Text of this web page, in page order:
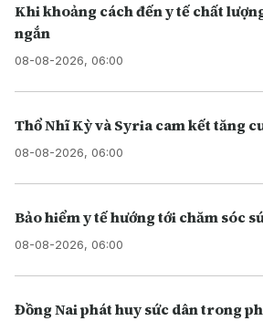
Khi khoảng cách đến y tế chất
ngắn
08-08-2026, 06:00
Thổ Nhĩ Kỳ và Syria cam kết tăng
08-08-2026, 06:00
Bảo hiểm y tế hướng tới chăm sóc
08-08-2026, 06:00
Đồng Nai phát huy sức dân trong